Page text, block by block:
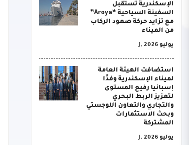
الإسكندرية تستقبل
السفينة السياحية “Aroya”
مع تزايد حركة صعود الركاب
من الميناء
يوليو J, 2026
استضافت الهيئة العامة
لميناء الإسكندرية وفدًا
إسبانيا رفيع المستوى
لتعزيز الربط البحري
والتجاري والتعاون اللوجستي
وبحث الاستثمارات
المشتركة
يوليو J, 2026